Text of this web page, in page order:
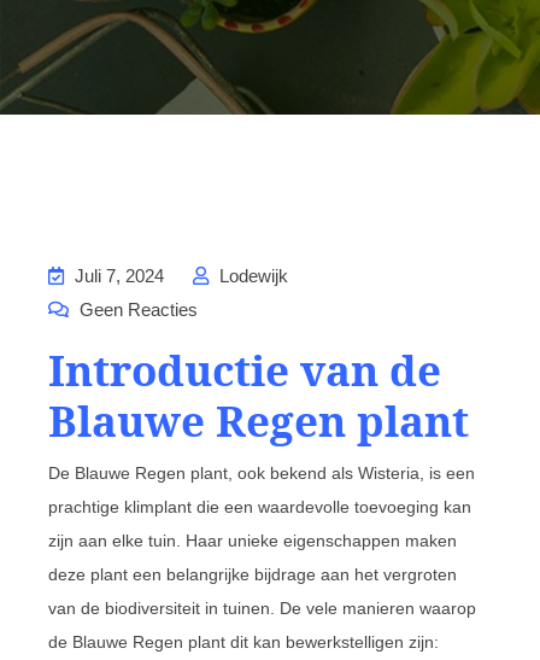
Juli 7, 2024
Lodewijk
Geen Reacties
Introductie van de
Blauwe Regen plant
De Blauwe Regen plant, ook bekend als Wisteria, is een
prachtige klimplant die een waardevolle toevoeging kan
zijn aan elke tuin. Haar unieke eigenschappen maken
deze plant een belangrijke bijdrage aan het vergroten
van de biodiversiteit in tuinen. De vele manieren waarop
de Blauwe Regen plant dit kan bewerkstelligen zijn: